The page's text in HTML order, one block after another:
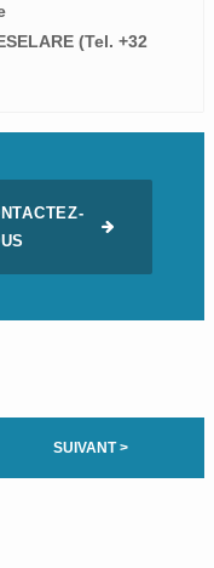
(Tel. +32
SUIVANT >